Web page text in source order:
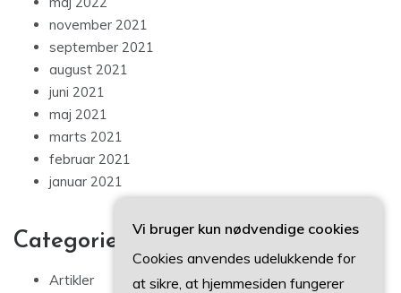
november 2021
september 2021
august 2021
juni 2021
maj 2021
marts 2021
februar 2021
januar 2021
Categories
Artikler
Vi bruger kun nødvendige cookies
Cookies anvendes udelukkende for
at sikre, at hjemmesiden fungerer